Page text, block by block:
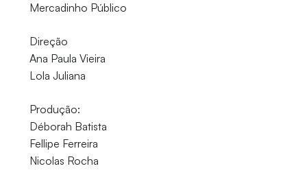
Mercadinho Público
Direção
Ana Paula Vieira
Lola Juliana
Produção:
Déborah Batista
Fellipe Ferreira
Nicolas Rocha